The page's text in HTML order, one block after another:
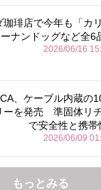
珈琲店で今年も「
ナンドッグなど全6
2026/06/16
、ケーブル内蔵の
ーを発売 準固体リ
で安全性と携帯
2026/06/09
もっとみる